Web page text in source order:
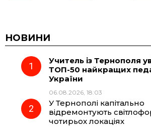
c
e
o
e
r
НОВИНИ
Учитель із Тернополя
ТОП-50 найкращих
України
06.08.2026, 18:03
У Тернополі капітально
відремонтують
чотирьох локаціях